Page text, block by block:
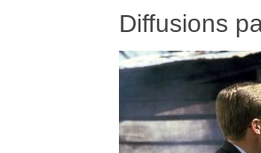
Diffusions